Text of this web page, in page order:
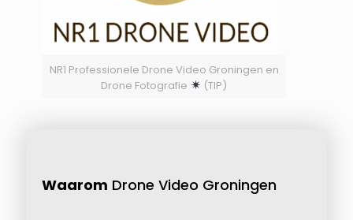
NR1 Professionele Drone Video Groningen en
Drone Fotografie
(TIP)
Waarom Drone Video Groningen